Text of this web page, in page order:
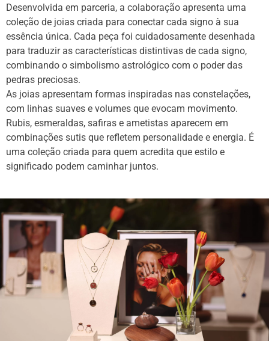
Desenvolvida em parceria, a colaboração apresenta uma
coleção de joias criada para conectar cada signo à sua
essência única. Cada peça foi cuidadosamente desenhada
para traduzir as características distintivas de cada signo,
combinando o simbolismo astrológico com o poder das
pedras preciosas.
As joias apresentam formas inspiradas nas constelações,
com linhas suaves e volumes que evocam movimento.
Rubis, esmeraldas, safiras e ametistas aparecem em
combinações sutis que refletem personalidade e energia. É
uma coleção criada para quem acredita que estilo e
significado podem caminhar juntos.